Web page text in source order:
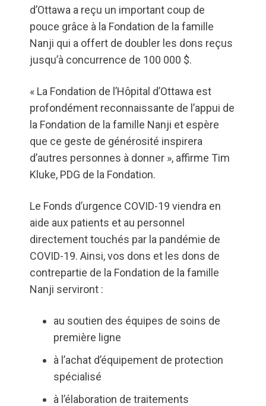
d’Ottawa a reçu un important coup de
pouce grâce à la Fondation de la famille
Nanji qui a offert de doubler les dons reçus
jusqu’à concurrence de 100 000 $.
« La Fondation de l’Hôpital d’Ottawa est
profondément reconnaissante de l’appui de
la Fondation de la famille Nanji et espère
que ce geste de générosité inspirera
d’autres personnes à donner », affirme Tim
Kluke, PDG de la Fondation.
Le Fonds d’urgence COVID-19 viendra en
aide aux patients et au personnel
directement touchés par la pandémie de
COVID-19. Ainsi, vos dons et les dons de
contrepartie de la Fondation de la famille
Nanji serviront :
au soutien des équipes de soins de
première ligne
à l’achat d’équipement de protection
spécialisé
à l’élaboration de traitements